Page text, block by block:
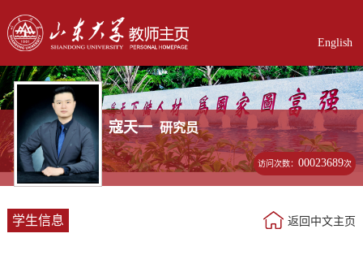
English
寇天一 研究员
访问次数：00023689次
学生信息 返回中文主页